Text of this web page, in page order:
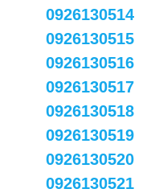
0926130514
0926130515
0926130516
0926130517
0926130518
0926130519
0926130520
0926130521